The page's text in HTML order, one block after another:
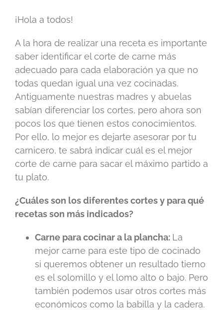
¡Hola a todos!
A la hora de realizar una receta es importante
saber identificar el corte de carne más
adecuado para cada elaboración ya que no
todas quedan igual una vez cocinadas.
Antiguamente nuestras madres y abuelas
sabían diferenciar los cortes, pero ahora son
pocos los que tienen estos conocimientos.
Por ello, lo mejor es dejarte asesorar por tu
carnicero, te sabrá indicar cuál es el mejor
corte de carne para sacar el máximo partido a
tu plato.
¿Cuáles son los diferentes cortes y para qué
recetas son más indicados?
Carne para cocinar a la plancha: La
mejor carne para este tipo de cocinado
si queremos obtener un resultado tierno
es el solomillo y el lomo alto o bajo. Pero
también podemos usar otros cortes más
económicos como la babilla y la cadera.